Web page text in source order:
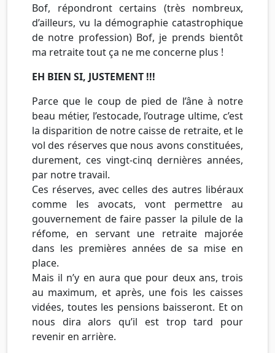
Bof, répondront certains (très nombreux,
d’ailleurs, vu la démographie catastrophique
de notre profession) Bof, je prends bientôt
ma retraite tout ça ne me concerne plus !
EH BIEN SI, JUSTEMENT !!!
Parce que le coup de pied de l’âne à notre
beau métier, l’estocade, l’outrage ultime, c’est
la disparition de notre caisse de retraite, et le
vol des réserves que nous avons constituées,
durement, ces vingt-cinq dernières années,
par notre travail.
Ces réserves, avec celles des autres libéraux
comme les avocats, vont permettre au
gouvernement de faire passer la pilule de la
réfome, en servant une retraite majorée
dans les premières années de sa mise en
place.
Mais il n’y en aura que pour deux ans, trois
au maximum, et après, une fois les caisses
vidées, toutes les pensions baisseront. Et on
nous dira alors qu’il est trop tard pour
revenir en arrière.